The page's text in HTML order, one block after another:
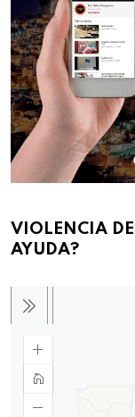
VIOLENCIA
AYUDA?